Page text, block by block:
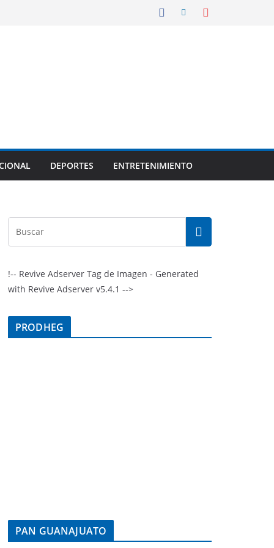
DEPORTES ENTRETENIMIENTO
!-- Revive Adserver Tag de Imagen - Generated
with Revive Adserver v5.4.1 -->
PRODHEG
PAN GUANAJUATO